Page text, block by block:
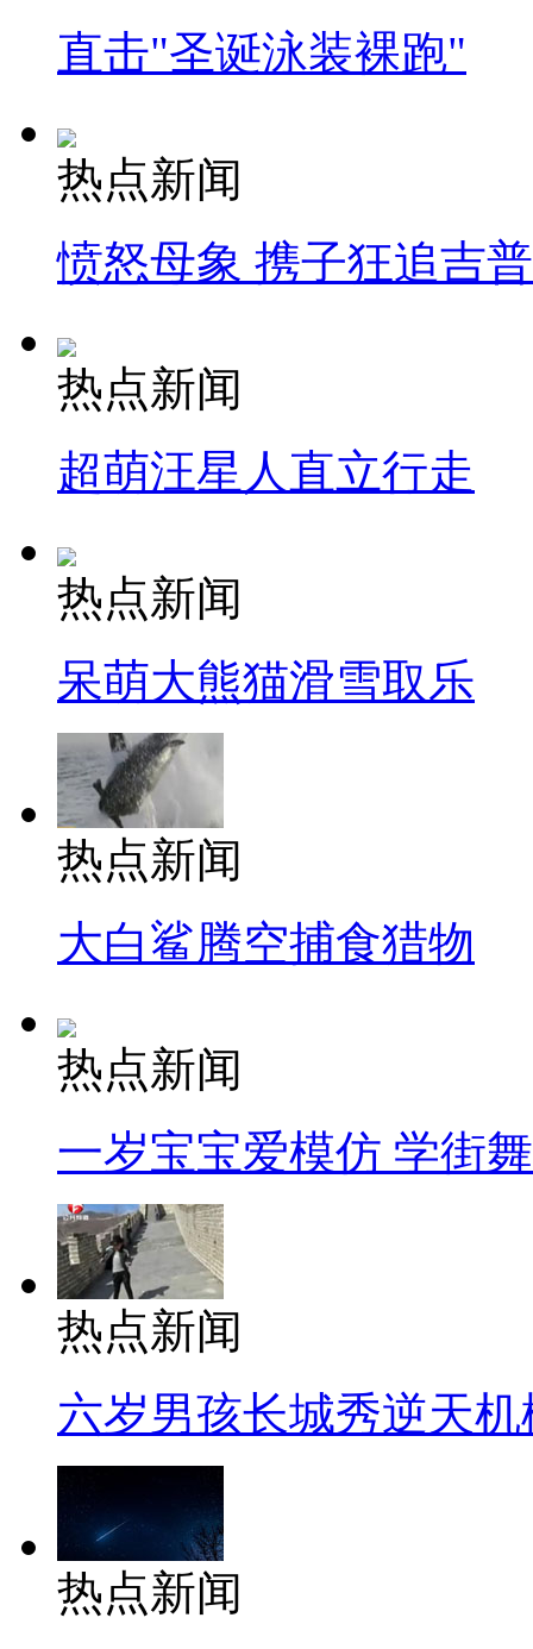
直击"圣诞泳装裸跑"
热点新闻
愤怒母象 携子狂追吉
热点新闻
超萌汪星人直立行走
热点新闻
呆萌大熊猫滑雪取乐
热点新闻
大白鲨腾空捕食猎物
热点新闻
一岁宝宝爱模仿 学街
热点新闻
六岁男孩长城秀逆天机
热点新闻